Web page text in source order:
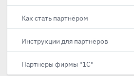
Как стать партнёром
Инструкции для партнёров
Партнеры фирмы "1С"